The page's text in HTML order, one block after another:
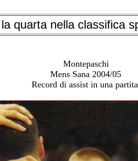
quarta nella classifica
Montepaschi
Mens Sana 2004/05
Record di assist in una